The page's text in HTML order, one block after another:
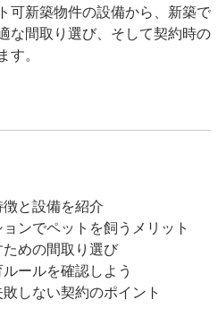
可新築物件の設備から、新築で
な間取り選び、そして契約時の
。
と設備を紹介
ンでペットを飼うメリット
めの間取り選び
ールを確認しよう
しない契約のポイント